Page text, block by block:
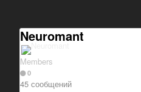
Neuromant
Members
0
45 сообщений